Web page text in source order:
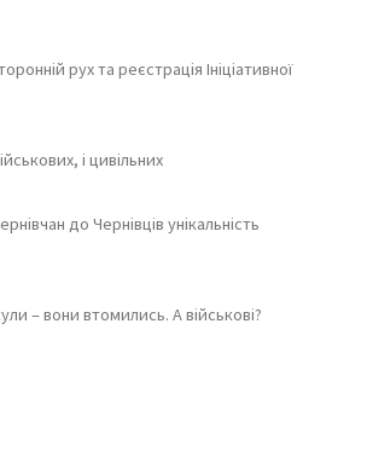
рух та реєстрація Ініціативної
і цивільних
до Чернівців унікальність
– вони втомились. А військові?